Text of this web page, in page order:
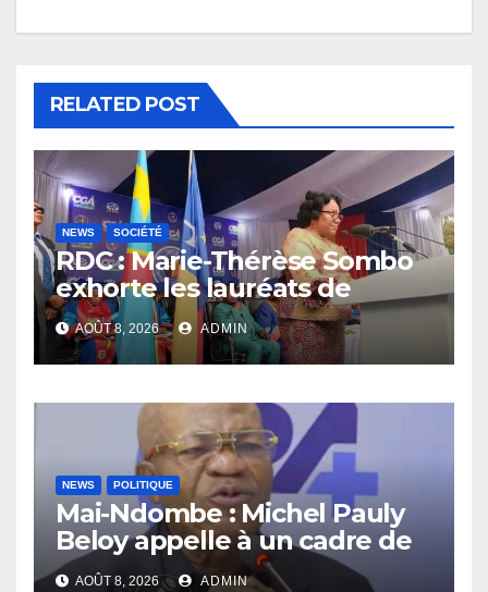
RELATED POST
NEWS SOCIÉTÉ
RDC : Marie-Thérèse Sombo
exhorte les lauréats de
l’UNIKIN à mettre leurs
compétences au service de
la nation
AOÛT 8, 2026 ADMIN
NEWS POLITIQUE
Mai-Ndombe : Michel Pauly
Beloy appelle à un cadre de
concertation avant la tenue
AOÛT 8, 2026 ADMIN